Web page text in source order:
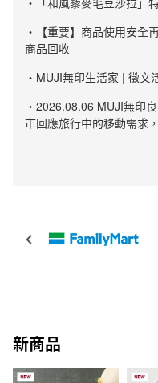
・【重要】商品使用安全
商品回收
・MUJI無印生活家 | 徵文
・2026.08.06 MUJI無印
市回應旅行中的移動需求
新商品